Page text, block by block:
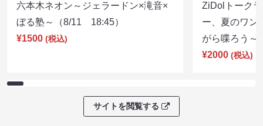
六本木ネオン～ジェラードン×滝音×
ぼる塾～（8/11 18:45）
¥1500 (税込)
ZiDolトーク
ー、夏のワン
がら喋ろう
¥2000 (税込)
サイトを閲覧する